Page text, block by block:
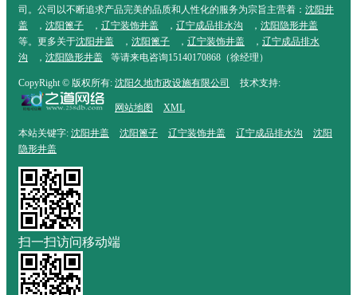
司。公司以不断追求产品完美的品质和人性化的服务为宗旨主营着： 沈阳井
盖
， 沈阳篦子 ， 辽宁装饰井盖 ， 辽宁成品排水沟 ， 沈阳隐形井盖
等。更多关于沈阳井盖 ， 沈阳篦子 ， 辽宁装饰井盖 ， 辽宁成品排水
沟
， 沈阳隐形井盖 等请来电咨询15140170868（徐经理）
CopyRight © 版权所有: 沈阳久地市政设施有限公司 技术支持:
网站地图 XML
本站关键字: 沈阳井盖 沈阳篦子 辽宁装饰井盖 辽宁成品排水沟
沈阳
隐形井盖
扫一扫访问移动端